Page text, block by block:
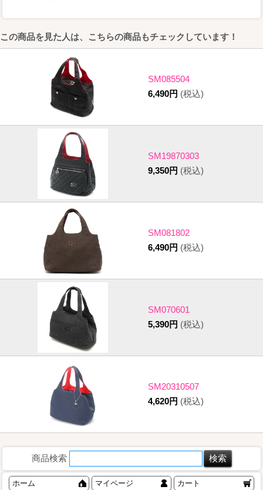
この商品を見た人は、こちらの商品もチェックしています！
SM085504
6,490円 (税込)
SM19870303
9,350円 (税込)
SM081802
6,490円 (税込)
SM070601
5,390円 (税込)
SM20310507
4,620円 (税込)
商品検索
ホーム マイページ カート